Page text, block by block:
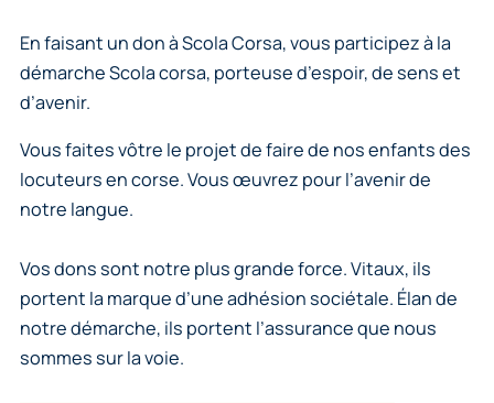
En faisant un don à Scola Corsa, vous participez à la
démarche Scola corsa, porteuse d’espoir, de sens et
d’avenir.
Vous faites vôtre le projet de faire de nos enfants des
locuteurs en corse. Vous œuvrez pour l’avenir de
notre langue.
Vos dons sont notre plus grande force. Vitaux, ils
portent la marque d’une adhésion sociétale. Élan de
notre démarche, ils portent l’assurance que nous
sommes sur la voie.